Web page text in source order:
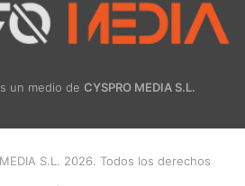
un medio de CYSPRO MEDIA S.L.
S.L. 2026. Todos los derechos